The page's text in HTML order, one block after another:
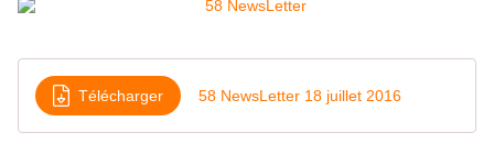
Télécharger 58 NewsLetter 18 juillet 2016